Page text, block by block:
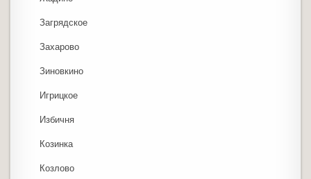
Загрядское
Захарово
Зиновкино
Игрицкое
Избичня
Козинка
Козлово